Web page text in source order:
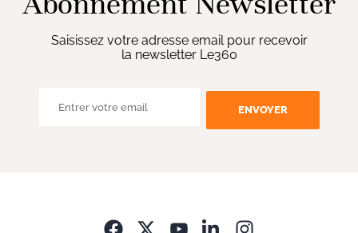
Saisissez votre adresse email pour recevoir
la newsletter Le360
ENVOYER